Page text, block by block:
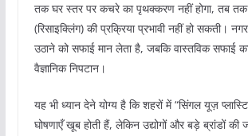
तक घर स्तर पर कचरे का पृथक्करण नहीं होगा, तब
(रिसाइक्लिंग) की प्रक्रिया प्रभावी नहीं हो सकती।
उठाने को सफाई मान लेता है, जबकि वास्तविक सफाई
वैज्ञानिक निपटान।
यह भी ध्यान देने योग्य है कि शहरों में “सिंगल यूज़
घोषणाएँ खूब होती हैं, लेकिन उद्योगों और बड़े ब्रांडों की